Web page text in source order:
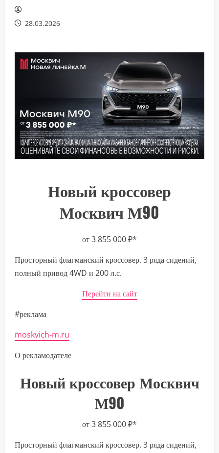
28.03.2026
Новый кроссовер
Москвич М90
от 3 855 000 ₽*
Просторный флагманский кроссовер. 3 ряда сидений,
полный привод 4WD и 200 л.с.
Перейти на сайт
#реклама
moskvich-m.ru
О рекламодателе
Новый кроссовер Москвич
М90
от 3 855 000 ₽*
Просторный флагманский кроссовер. 3 ряда сидений,